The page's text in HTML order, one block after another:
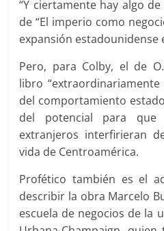
“Y ciertamente hay algo
de “El imperio como
expansión estadounidense
Pero, para Colby, el de
libro
del comportamiento
del potencial para que
extranjeros interfirieran
vida de Centroamérica.
Profético también es el
describir la obra Marcelo
escuela de negocios de la